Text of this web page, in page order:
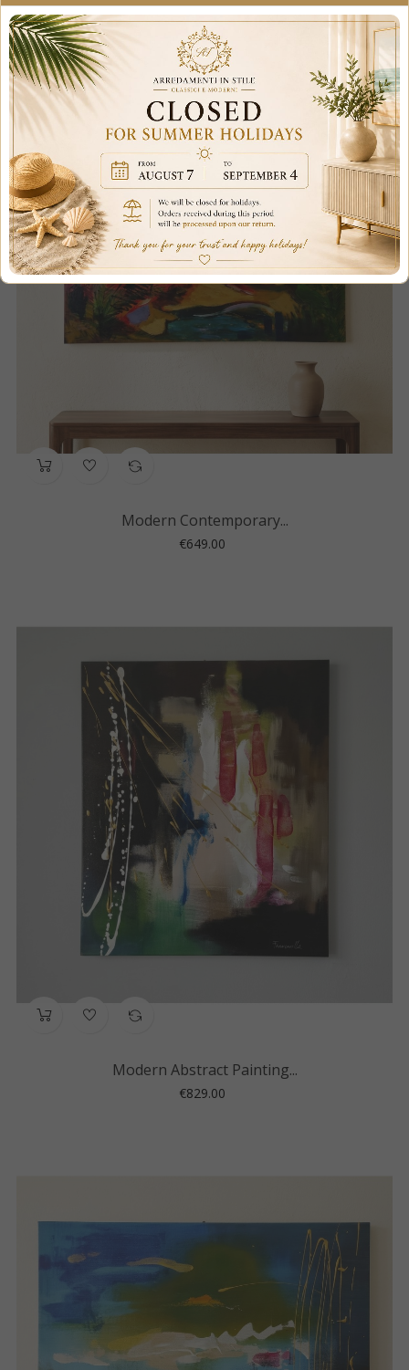
Modern Contemporary...
Price
€649.00
Modern Abstract Painting...
Price
€829.00